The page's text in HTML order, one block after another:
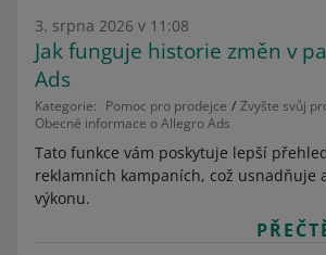
3. srpna 2026 v 11:08
Jak funguje historie změn v
Ads
Kategorie: Pomoc pro prodejce Zvyšte svůj
Obecné informace o Allegro Ads
Tato funkce vám poskytuje lepší
reklamních kampaních, což usnadňuje
výkonu.